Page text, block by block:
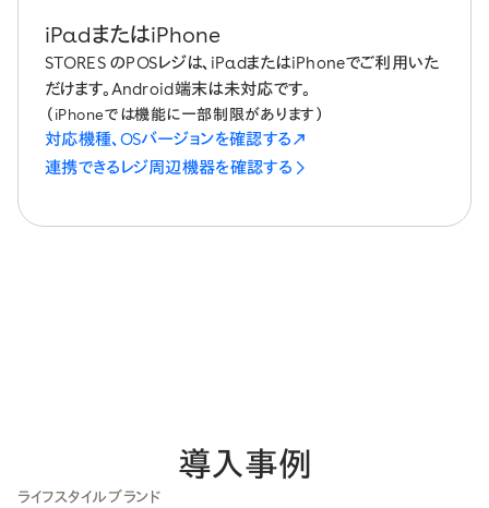
iPadまたはiPhone
STORES のPOSレジは、iPadまたはiPhoneでご利用いた
だけます。Android端末は未対応です。
（iPhoneでは機能に一部制限があります）
対応機種、OSバージョンを確認する
連携できるレジ周辺機器を確認する
導入事例
ライフスタイルブランド